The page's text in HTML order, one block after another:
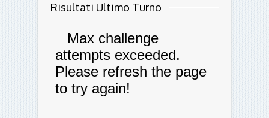
Risultati Ultimo Turno